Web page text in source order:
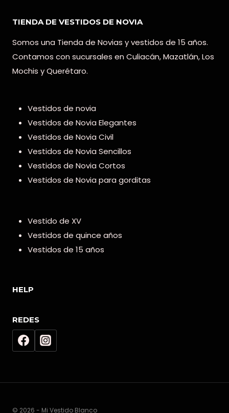
TIENDA DE VESTIDOS DE NOVIA
Somos una Tienda de Novias y vestidos de 15 años.
Contamos con sucursales en Culiacán, Mazatlán, Los
Mochis y Querétaro.
Vestidos de novia
Vestidos de Novia Elegantes
Vestidos de Novia Civil
Vestidos de Novia Sencillos
Vestidos de Novia Cortos
Vestidos de Novia para gorditas
Vestido de XV
Vestidos de quince años
Vestidos de 15 años
HELP
REDES
© 2026 - Mi Vestido Blanco